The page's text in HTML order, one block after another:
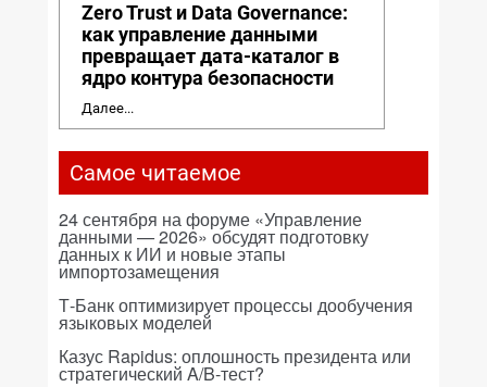
Zero Trust и Data Governance:
как управление данными
превращает дата-каталог в
ядро контура безопасности
Далее...
Самое читаемое
24 сентября на форуме «Управление
данными — 2026» обсудят подготовку
данных к ИИ и новые этапы
импортозамещения
Т-Банк оптимизирует процессы дообучения
языковых моделей
Казус Rapidus: оплошность президента или
стратегический A/B-тест?